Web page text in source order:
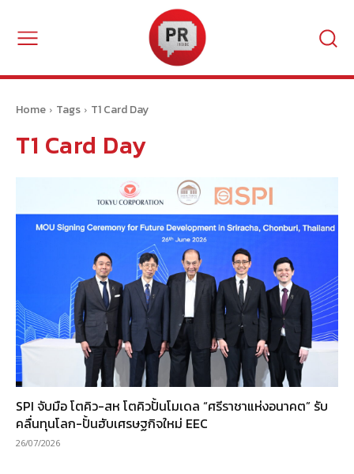
Home Tags T1 Card Day
T1 Card Day
SPI จับมือ โตคิว-สห โตคิวปั้นโมเดล “ศรีราชาแห่งอนาคต” รับ
คลื่นทุนโลก-ปั้นฮับเศรษฐกิจใหม่ EEC
26/07/2026